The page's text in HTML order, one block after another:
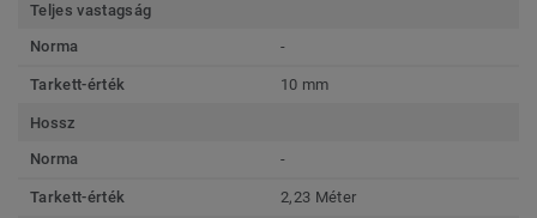
Teljes vastagság
Norma
-
Tarkett-érték 10 mm
Hossz
Norma
-
Tarkett-érték 2,23 Méter